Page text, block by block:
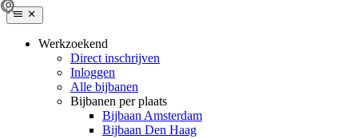
Werkzoekend
Direct inschrijven
Inloggen
Alle bijbanen
Bijbanen per plaats
Bijbaan Amsterdam
Bijbaan Den Haag